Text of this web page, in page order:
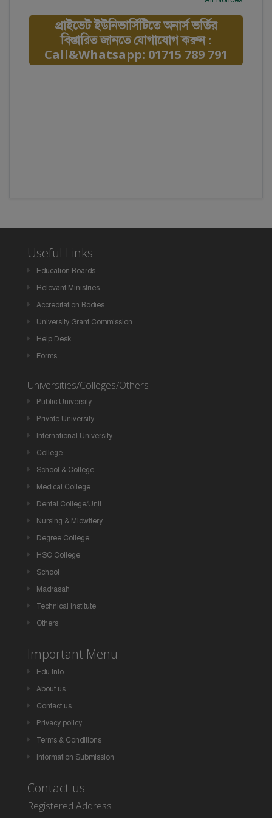
প্রাইভেট ইউনিভার্সিটিতে অনার্স ভর্তির
বিস্তারিত জানতে যোগাযোগ করুন :
Call&Whatsapp: 01715 789 791
Useful Links
Education Boards
Relevant Ministries
Accreditation Bodies
University Grant Commission
Help Desk
Forms
Universities/Colleges/Others
Public University
Private University
International University
College
School & College
Medical College
Dental College/Unit
Nursing & Midwifery
Degree College
HSC College
School
Madrasah
Technical Institute
Others
Important Menu
Edu Info
About us
Contact us
Privacy policy
Terms & Conditions
Information Submission
Contact us
Registered Address